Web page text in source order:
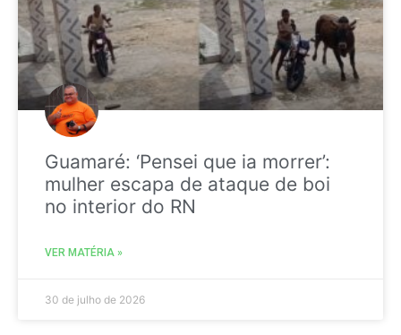
Guamaré: ‘Pensei que ia morrer’:
mulher escapa de ataque de boi
no interior do RN
VER MATÉRIA »
30 de julho de 2026